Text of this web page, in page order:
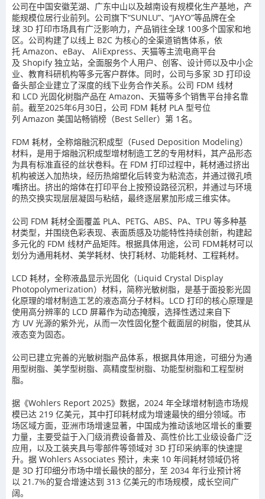
公司在中国安徽芜湖、广东中山以及越南设有规模化生产基地，产
能规模位居行业前列。公司旗下“SUNLU”、“JAYO”等品牌在全
球 3D 打印市场具有广泛影响力，产品销往全球 100多个国家和地
区。公司构建了以线上 B2C 为核心的全渠道销售体系，依
托 Amazon、 eBay、 AliExpress、天猫等主流电商平台
及 Shopify 独立站，全面服务个人用户、创客、设计师以及中小企
业、教育科研机构等多元客户群体。同时，公司与多家 3D 打印设
备头部企业建立了深度的线下业务合作关系。公司 FDM 线材
和 LCD 光固化树脂产品在 Amazon、天猫等多个销售平台排名靠
前。 截至2025年6月30日，公司 FDM 耗材 PLA 型号位
列 Amazon 美国站畅销榜（Best Seller）第 1 名。
FDM 耗材，全称熔融沉积成型（Fused Deposition Modeling）
材料，是用于熔融沉积成型增材制造工艺的专用材料，其产品形态
为具有标准直径的丝状卷料。在 FDM 打印过程中，耗材通过挤出
机构被送入加热块，经历热熔塑化后转变为粘流态，并通过微孔喷
嘴挤出。挤出的熔体在打印平台上按预设路径沉积，并通过与环境
的热交换实现层层凝固与粘结，最终逐层累加形成三维实体。
公司 FDM 耗材全面覆盖 PLA、 PETG、 ABS、 PA、 TPU 等多种基
材类型，并围绕色彩表现、表面质感及功能特性持续创新，构建起
多元化的 FDM 线材产品矩阵。根据具体用途，公司 FDM耗材可以
划分为通用耗材、美学耗材、快打耗材、功能耗材、工程耗材。
LCD 耗材，全称液晶显示光固化（Liquid Crystal Display
Photopolymerization）材料，简称光敏树脂，是基于面投影光固
化原理的增材制造工艺的液态高分子材料。 LCD 打印的核心原理是
使用高分辨率的 LCD 屏幕作为动态掩膜，选择性透过来自下
方 UV光源的紫外光，从而一次性固化整个截面层的树脂，使其从
液态变为固态。
公司已建立完善的光敏树脂产品体系，根据具体用途，可细分为通
用型树脂、美学型树脂、高精度型树脂、功能型树脂和工程型树
脂。
据《Wohlers Report 2025》数据， 2024 年全球增材制造市场规
模已达 219 亿美元，其中打印耗材成为增速最快的细分领域。市
场区域方面，亚洲市场增速显著，中国成为推动该地区增长的重要
力量，主要受益于入门级消费设备普及、高性价比工业级设备广泛
应用，以及工装夹具与零部件等领域对 3D 打印采纳率的快速提
升。 据 Wohlers Associates 预计，未来 10 年间耗材领域仍将
是 3D 打印细分市场中增长最快的部分，至 2034 年行业预计将
以 21.7%的复合增速达到 313 亿美元的市场规模，成长空间广
阔。